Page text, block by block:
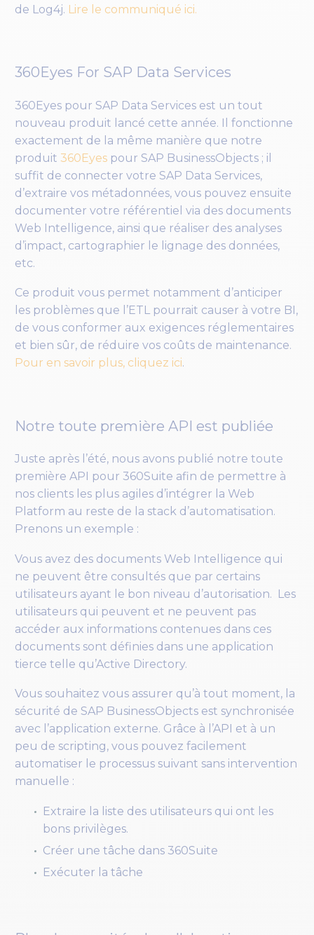
de Log4j. Lire le communiqué ici.
360Eyes For SAP Data Services
360Eyes pour SAP Data Services est un tout
nouveau produit lancé cette année. Il fonctionne
exactement de la même manière que notre
produit 360Eyes pour SAP BusinessObjects ; il
suffit de connecter votre SAP Data Services,
d’extraire vos métadonnées, vous pouvez ensuite
documenter votre référentiel via des documents
Web Intelligence, ainsi que réaliser des analyses
d’impact, cartographier le lignage des données,
etc.
Ce produit vous permet notamment d’anticiper
les problèmes que l’ETL pourrait causer à votre BI,
de vous conformer aux exigences réglementaires
et bien sûr, de réduire vos coûts de maintenance.
Pour en savoir plus, cliquez ici.
Notre toute première API est publiée
Juste après l’été, nous avons publié notre toute
première API pour 360Suite afin de permettre à
nos clients les plus agiles d’intégrer la Web
Platform au reste de la stack d’automatisation.
Prenons un exemple :
Vous avez des documents Web Intelligence qui
ne peuvent être consultés que par certains
utilisateurs ayant le bon niveau d’autorisation. Les
utilisateurs qui peuvent et ne peuvent pas
accéder aux informations contenues dans ces
documents sont définies dans une application
tierce telle qu’Active Directory.
Vous souhaitez vous assurer qu’à tout moment, la
sécurité de SAP BusinessObjects est synchronisée
avec l’application externe. Grâce à l’API et à un
peu de scripting, vous pouvez facilement
automatiser le processus suivant sans intervention
manuelle :
Extraire la liste des utilisateurs qui ont les
bons privilèges.
Créer une tâche dans 360Suite
Exécuter la tâche